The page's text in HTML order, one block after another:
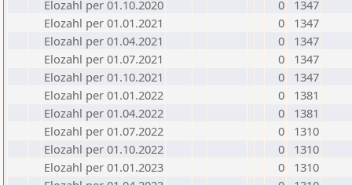
Elozahl per 01.10.2020
0
1347
Elozahl per 01.01.2021
0
1347
Elozahl per 01.04.2021
0
1347
Elozahl per 01.07.2021
0
1347
Elozahl per 01.10.2021
0
1347
Elozahl per 01.01.2022
0
1381
Elozahl per 01.04.2022
0
1381
Elozahl per 01.07.2022
0
1310
Elozahl per 01.10.2022
0
1310
Elozahl per 01.01.2023
0
1310